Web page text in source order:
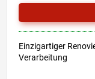
Einzigartiger
Verarbeitung